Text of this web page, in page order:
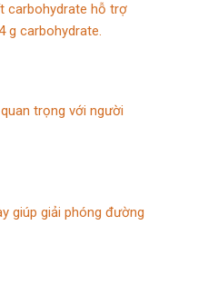
carbohydrate hỗ trợ
g carbohydrate.
trọng với người
giúp giải phóng đường